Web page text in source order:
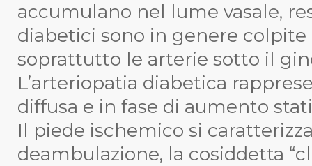
accumulano nel lume vasale,
diabetici sono in genere
soprattutto le arterie sotto il
L’arteriopatia diabetica
diffusa e in fase di aumento
Il piede ischemico si
deambulazione, la cosiddetta